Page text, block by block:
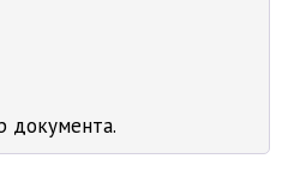
документа.